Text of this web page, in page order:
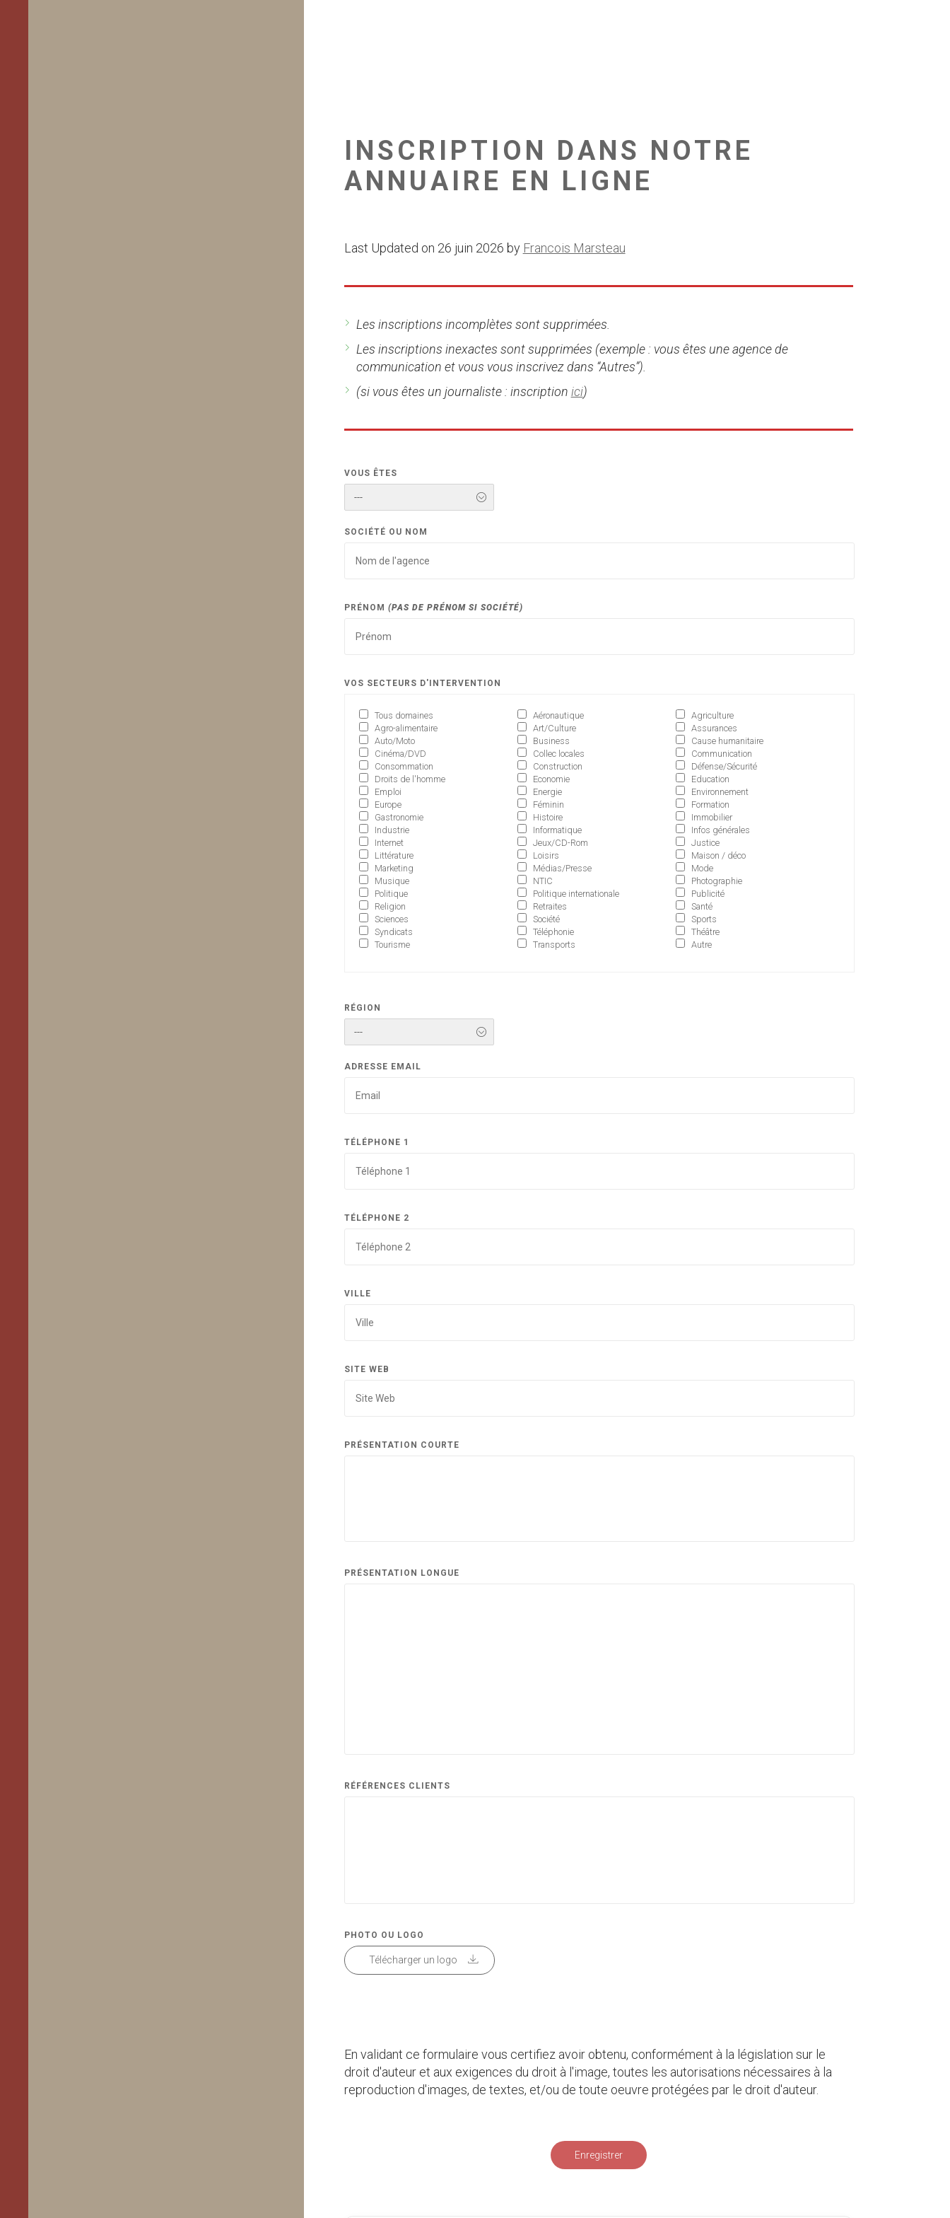
INSCRIPTION DANS NOTRE
ANNUAIRE EN LIGNE
Last Updated on 26 juin 2026 by Francois Marsteau
Les inscriptions incomplètes sont supprimées.
Les inscriptions inexactes sont supprimées (exemple : vous êtes une agence de
communication et vous vous inscrivez dans “Autres”).
(si vous êtes un journaliste : inscription ici)
VOUS ÊTES
---
SOCIÉTÉ OU NOM
PRÉNOM (PAS DE PRÉNOM SI SOCIÉTÉ)
VOS SECTEURS D'INTERVENTION
Tous domaines Aéronautique
Agriculture
Agro-alimentaire
Art/Culture
Assurances
Auto/Moto
Business
Cause humanitaire
Cinéma/DVD
Collec locales
Communication
Consommation
Construction
Défense/Sécurité
Droits de l'homme
Economie
Education
Emploi
Energie
Environnement
Europe
Féminin
Formation
Gastronomie
Histoire
Immobilier
Industrie
Informatique
Infos générales
Internet
Jeux/CD-Rom
Justice
Littérature
Loisirs
Maison / déco
Marketing
Médias/Presse
Mode
Musique
NTIC
Photographie
Politique
Politique internationale
Publicité
Religion
Retraites
Santé
Sciences
Société
Sports
Syndicats
Téléphonie
Théâtre
Tourisme
Transports Autre
RÉGION
---
ADRESSE EMAIL
TÉLÉPHONE 1
TÉLÉPHONE 2
VILLE
SITE WEB
PRÉSENTATION COURTE
PRÉSENTATION LONGUE
RÉFÉRENCES CLIENTS
PHOTO OU LOGO
Télécharger un logo
En validant ce formulaire vous certifiez avoir obtenu, conformément à la législation sur le
droit d'auteur et aux exigences du droit à l'image, toutes les autorisations nécessaires à la
reproduction d'images, de textes, et/ou de toute oeuvre protégées par le droit d'auteur.